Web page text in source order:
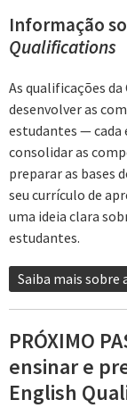
Informação
Qualifications
As qualificações
desenvolver as
estudantes — cada
consolidar as
preparar as bases
seu currículo de
uma ideia clara
estudantes.
Saiba mais sobre
PRÓXIMO
ensinar e
English